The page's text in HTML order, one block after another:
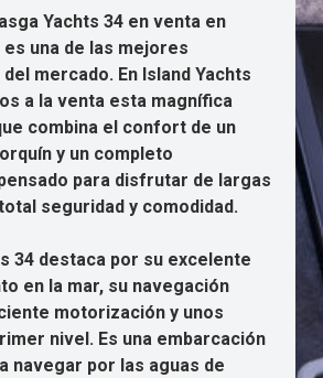
Yachts 34 en venta en
una de las mejores
mercado. En Island Yachts
a la venta esta magnífica
combina el confort de un
y un completo
para disfrutar de largas
seguridad y comodidad.
34 destaca por su excelente
en la mar, su navegación
motorización y unos
nivel. Es una embarcación
navegar por las aguas de